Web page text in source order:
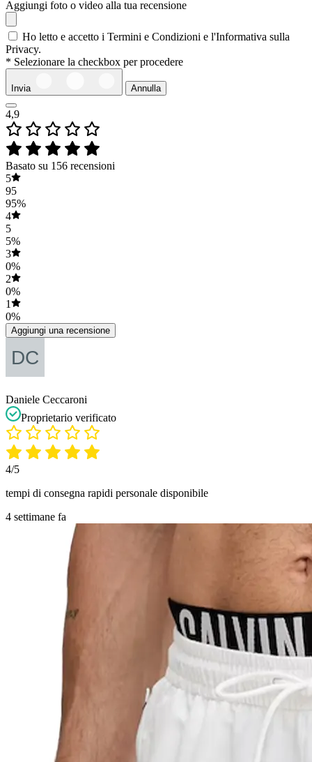
Aggiungi foto o video alla tua recensione
Ho letto e accetto i Termini e Condizioni e l'Informativa sulla
Privacy.
* Selezionare la checkbox per procedere
Invia Annulla
4,9
Basato su 156 recensioni
5
95
95%
4
5
5%
3
0%
2
0%
1
0%
Aggiungi una recensione
Daniele Ceccaroni
Proprietario verificato
4/5
tempi di consegna rapidi personale disponibile
4 settimane fa